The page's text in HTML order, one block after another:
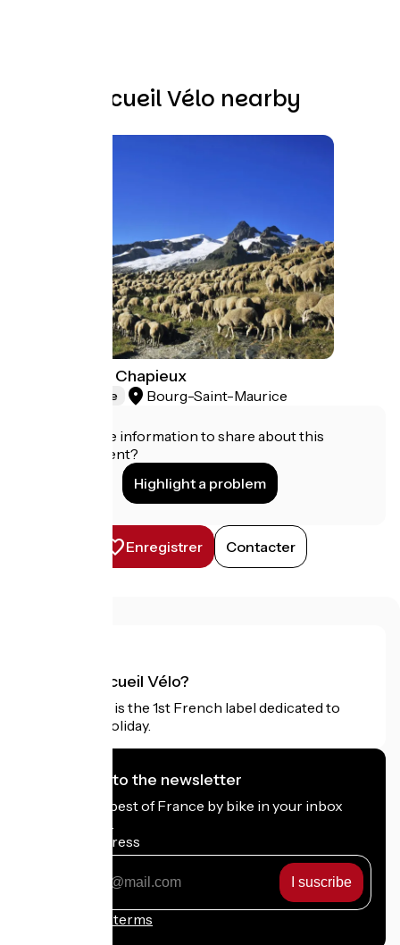
Other Accueil Vélo nearby
La vallée des Chapieux
Natural heritage Bourg-Saint-Maurice
Do you have information to share about this
establishment?
Highlight a problem
Enregistrer Contacter
What is Accueil Vélo?
Accueil Vélo is the 1st French label dedicated to
cyclists on holiday.
I subscribe to the newsletter
Receive the best of France by bike in your inbox
every month.
My email address
Registration terms